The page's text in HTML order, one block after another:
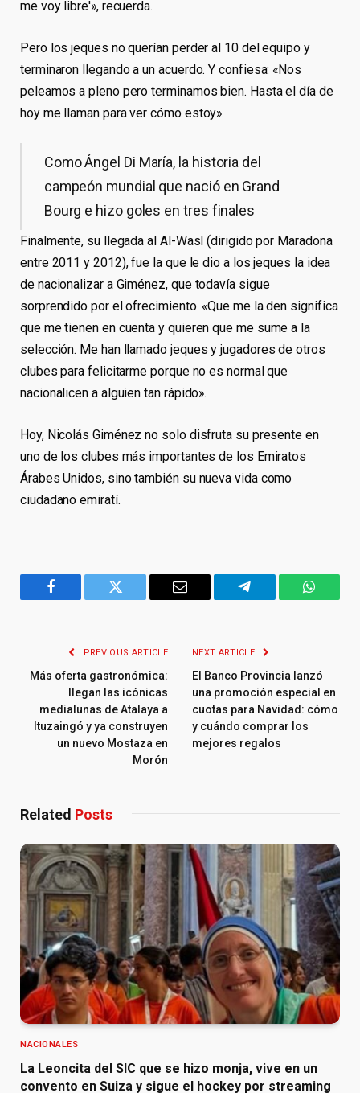
me voy libre'», recuerda.
Pero los jeques no querían perder al 10 del equipo y
terminaron llegando a un acuerdo. Y confiesa: «Nos
peleamos a pleno pero terminamos bien. Hasta el día de
hoy me llaman para ver cómo estoy».
Como Ángel Di María, la historia del
campeón mundial que nació en Grand
Bourg e hizo goles en tres finales
Finalmente, su llegada al Al-Wasl (dirigido por Maradona
entre 2011 y 2012), fue la que le dio a los jeques la idea
de nacionalizar a Giménez, que todavía sigue
sorprendido por el ofrecimiento. «Que me la den significa
que me tienen en cuenta y quieren que me sume a la
selección. Me han llamado jeques y jugadores de otros
clubes para felicitarme porque no es normal que
nacionalicen a alguien tan rápido».
Hoy, Nicolás Giménez no solo disfruta su presente en
uno de los clubes más importantes de los Emiratos
Árabes Unidos, sino también su nueva vida como
ciudadano emiratí.
Facebook Twitter Email Telegram
PREVIOUS ARTICLE
Más oferta gastronómica:
llegan las icónicas
medialunas de Atalaya a
Ituzaingó y ya construyen
un nuevo Mostaza en
Morón
NEXT ARTICLE
El Banco Provincia lanzó
una promoción especial en
cuotas para Navidad: cómo
y cuándo comprar los
mejores regalos
Related Posts
NACIONALES
La Leoncita del SIC que se hizo monja, vive en un
convento en Suiza y sigue el hockey por streaming